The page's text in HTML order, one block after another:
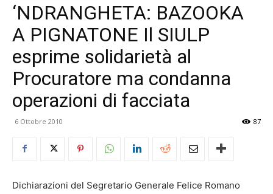
‘NDRANGHETA: BAZOOKA
A PIGNATONE Il SIULP
esprime solidarietà al
Procuratore ma condanna
operazioni di facciata
6 Ottobre 2010 87
Dichiarazioni del Segretario Generale Felice Romano